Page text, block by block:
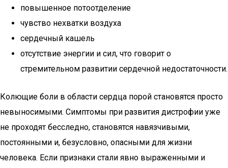
повышенное потоотделение
чувство нехватки воздуха
сердечный кашель
отсутствие энергии и сил, что говорит о
стремительном развитии сердечной недостаточности.
Колющие боли в области сердца порой становятся просто
невыносимыми. Симптомы при развития дистрофии уже
не проходят бесследно, становятся навязчивыми,
постоянными и, безусловно, опасными для жизни
человека. Если признаки стали явно выраженными и